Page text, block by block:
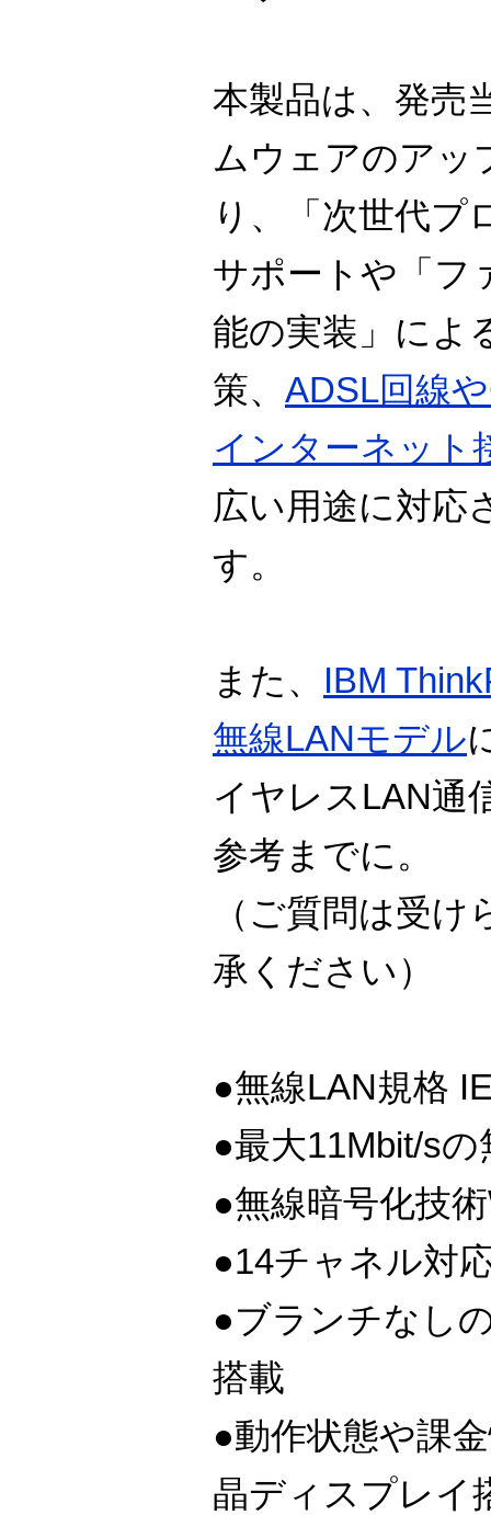
本製品は、発売
ムウェアのアッ
り、「次世代プ
サポートや「フ
能の実装」によ
策、 ADSL回線
インターネット
広い用途に対応
す。
また、 IBM
無線LANモデル
イヤレスLAN通
参考までに。
（ご質問は受
承ください）
●無線LAN規格
●最大11Mbit/s
●無線暗号化技
●14チャネル対
●ブランチなし
搭載
●動作状態や課
晶ディスプレイ